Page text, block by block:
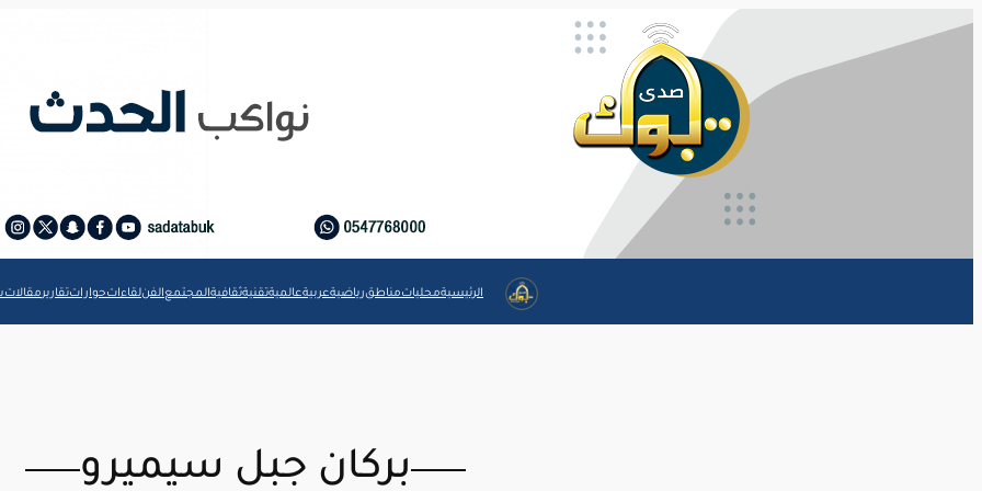
تخطى
الرئيسيةمحلياتمناطقرياضيةعربيةعالميةتقنيةثقافيةالمجتمعالفنلقاءاتحواراتتقاريرمقالات
بركان جبل سيميرو